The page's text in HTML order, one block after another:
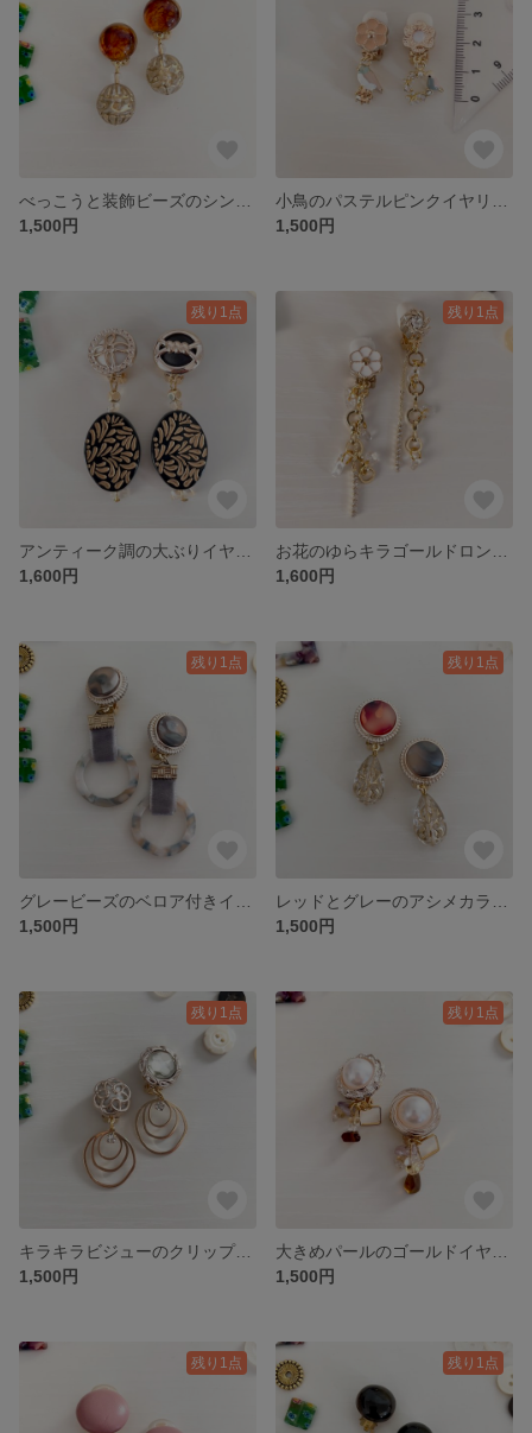
1,500円
1,500円
残り1点
1,600円
残り1点
1,600円
残り1点
1,500円
残り1点
1,500円
残り1点
キラキラビジューのクリップイヤリング
1,500円
残り1点
1,500円
残り1点 残り1点